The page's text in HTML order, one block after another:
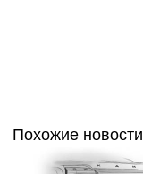
Похожие новости